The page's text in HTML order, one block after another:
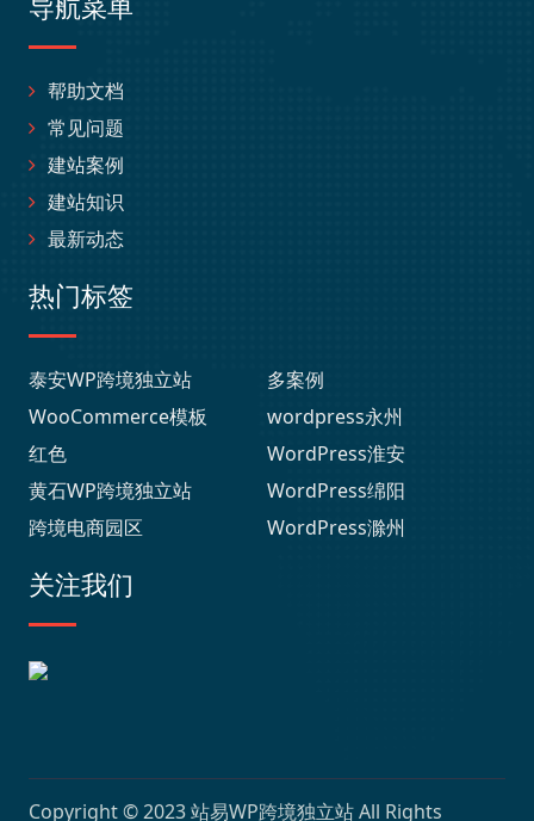
帮助文档
常见问题
建站案例
建站知识
最新动态
热门标签
泰安WP跨境独立站
多案例
WooCommerce模板
wordpress永州
红色
WordPress淮安
黄石WP跨境独立站
WordPress绵阳
跨境电商园区
WordPress滁州
关注我们
Copyright © 2023站易WP跨境独立站All Rights